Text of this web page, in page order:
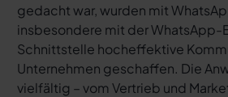
gedacht war, wurden mit
insbesondere mit der WhatsApp-
Schnittstelle hocheffektive
Unternehmen geschaffen. Die
vielfältig – vom Vertrieb und